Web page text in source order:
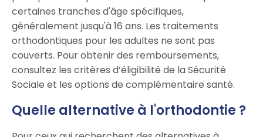
certaines tranches d'âge spécifiques,
généralement jusqu'à 16 ans. Les traitements
orthodontiques pour les adultes ne sont pas
couverts. Pour obtenir des remboursements,
consultez les critères d’éligibilité de la Sécurité
Sociale et les options de complémentaire santé.
Quelle alternative à l'orthodontie ?